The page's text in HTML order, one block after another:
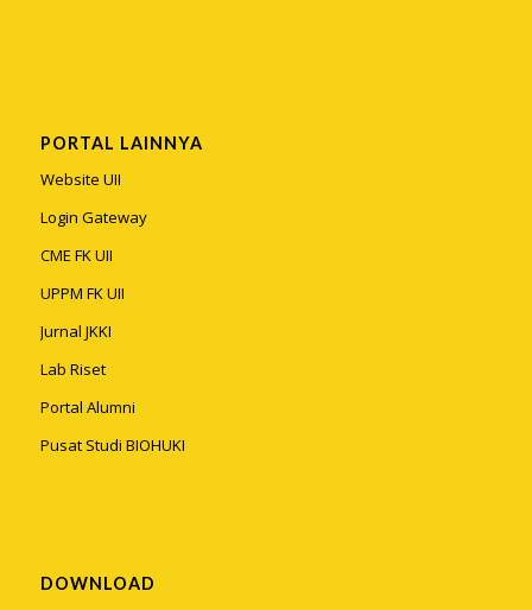
PORTAL LAINNYA
Website UII
Login Gateway
CME FK UII
UPPM FK UII
Jurnal JKKI
Lab Riset
Portal Alumni
Pusat Studi BIOHUKI
DOWNLOAD